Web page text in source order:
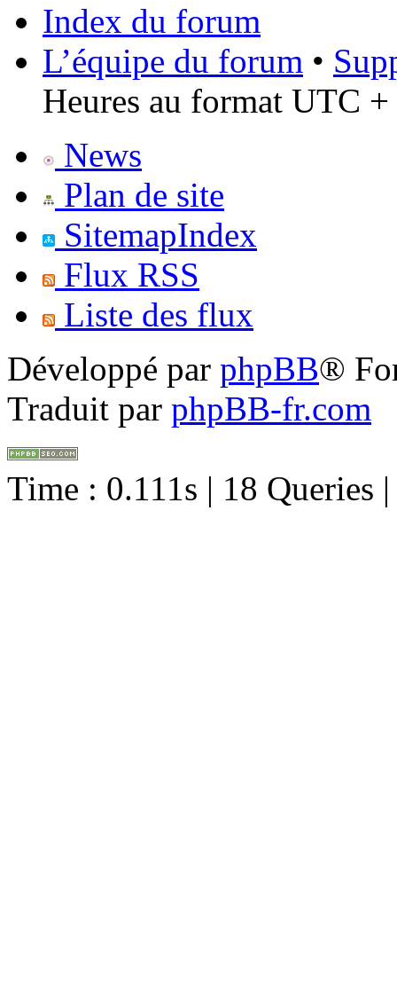
Index du forum
L’équipe du forum •
Heures au format UTC +
News
Plan de site
SitemapIndex
Flux RSS
Liste des flux
Développé par phpBB®
Traduit par phpBB-fr.com
Time : 0.111s | 18 Queries